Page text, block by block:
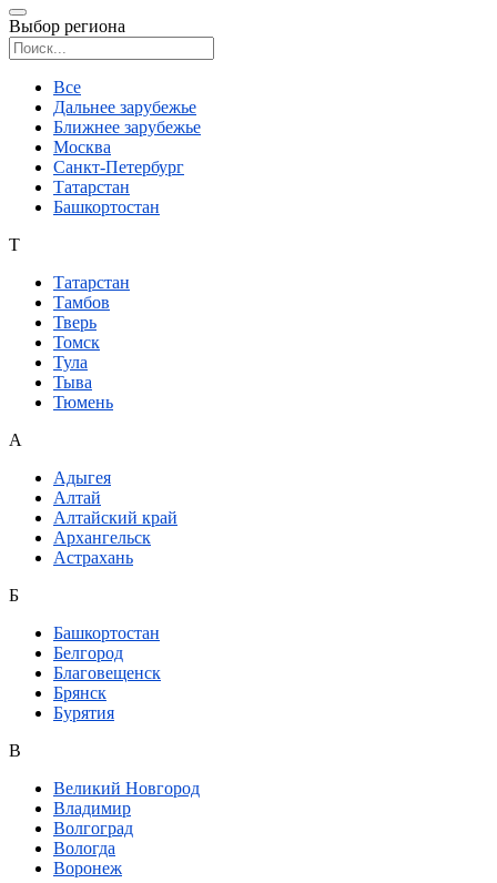
Выбор региона
Все
Дальнее зарубежье
Ближнее зарубежье
Москва
Санкт-Петербург
Татарстан
Башкортостан
Т
Татарстан
Тамбов
Тверь
Томск
Тула
Тыва
Тюмень
А
Адыгея
Алтай
Алтайский край
Архангельск
Астрахань
Б
Башкортостан
Белгород
Благовещенск
Брянск
Бурятия
В
Великий Новгород
Владимир
Волгоград
Вологда
Воронеж